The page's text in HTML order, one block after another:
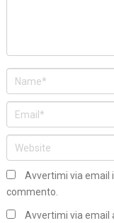
Avvertimi via email
commento.
Avvertimi via email